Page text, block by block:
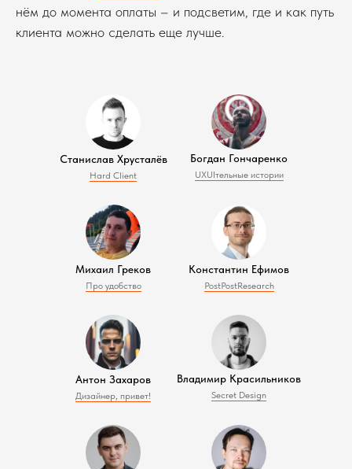
нём до момента оплаты – и подсветим, где и как путь
клиента можно сделать еще лучше.
Станислав Хрусталёв
Hard Client
Михаил Греков
Про удобство
UXUIтельные истории
Константин Ефимов
Богдан Гончаренко
PostPostResearch
Антон Захаров
Дизайнер, привет! Secret Design
Владимир Красильников